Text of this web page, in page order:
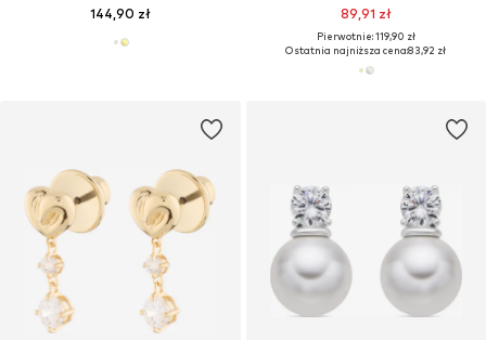
144,90 zł 89,91 zł
Pierwotnie: 119,90 zł
Ostatnia najniższa cena:83,92 zł